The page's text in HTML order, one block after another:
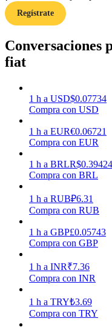
Power Piggy
Gana recompensas
Staking
Regístrate
Conversaciones
fiat
1 h a USD$0.07734
Compra con USD
1 h a EUR€0.06721
Compra con EUR
1 h a BRLR$0.39424
Compra con BRL
1 h a RUB₽6.31
Compra con RUB
1 h a GBP£0.05743
Compra con GBP
1 h a INR₹7.36
Compra con INR
1 h a TRY₺3.69
Compra con TRY